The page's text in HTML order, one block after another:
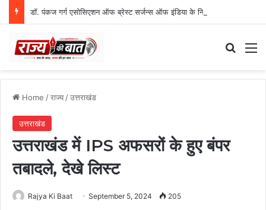
Home /राज्य/उत्तराखंड
उत्तराखंड
उत्तराखंड में IPS अफसरों के हुए बंपर
तबादले, देखे लिस्ट
Rajya Ki Baat September 5, 2024 205